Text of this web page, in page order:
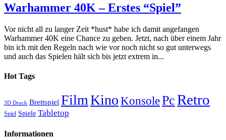
Warhammer 40K – Erstes “Spiel”
Vor nicht all zu langer Zeit *hust* habe ich damit angefangen
Warhammer 40K eine Chance zu geben. Jetzt, nach über einem Jahr
bin ich mit den Regeln nach wie vor noch nicht so gut unterwegs
und auch das Spielen hält sich bis jetzt extrem in...
Hot Tags
3D Druck Brettspiel FilmKinoKonsolePcRetro
Spiel Spiele Tabletop
Informationen